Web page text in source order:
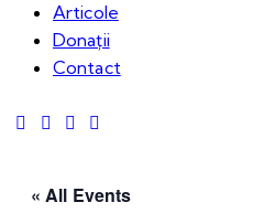
Articole
Donații
Contact
« All Events